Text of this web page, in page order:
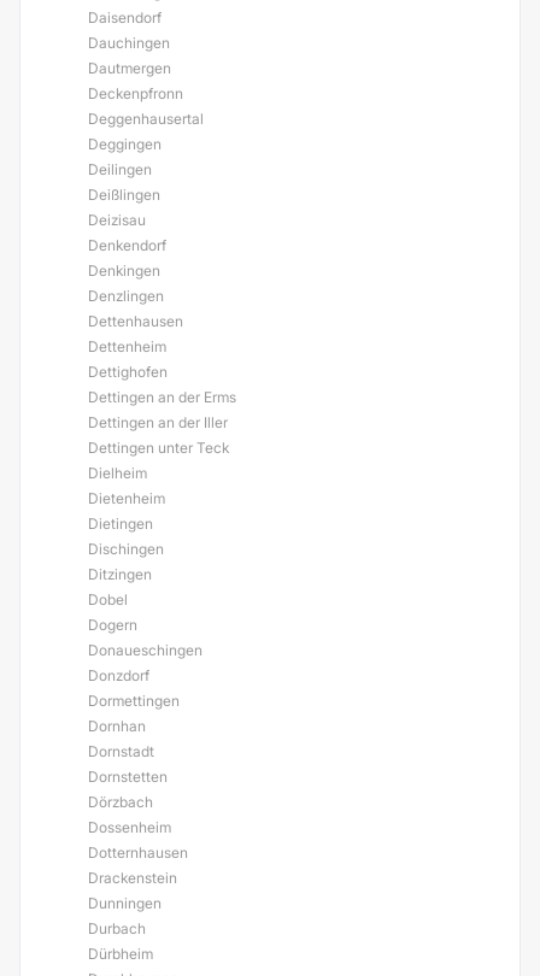
Daisendorf
Dauchingen
Dautmergen
Deckenpfronn
Deggenhausertal
Deggingen
Deilingen
Deißlingen
Deizisau
Denkendorf
Denkingen
Denzlingen
Dettenhausen
Dettenheim
Dettighofen
Dettingen an der Erms
Dettingen an der Iller
Dettingen unter Teck
Dielheim
Dietenheim
Dietingen
Dischingen
Ditzingen
Dobel
Dogern
Donaueschingen
Donzdorf
Dormettingen
Dornhan
Dornstadt
Dornstetten
Dörzbach
Dossenheim
Dotternhausen
Drackenstein
Dunningen
Durbach
Dürbheim